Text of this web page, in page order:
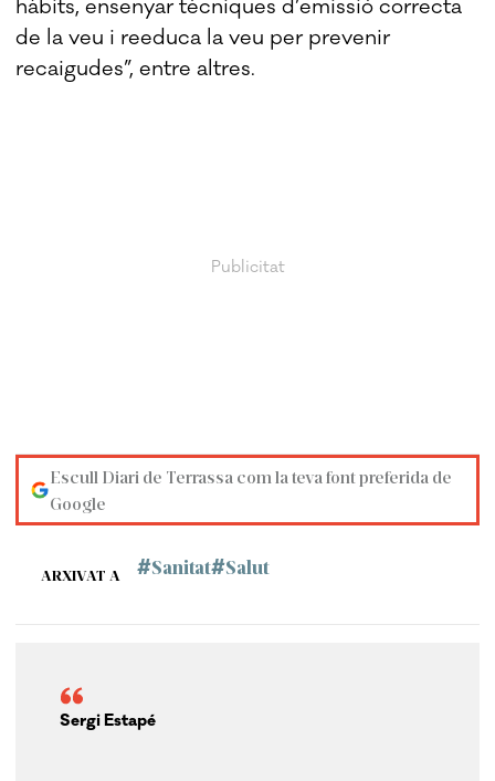
hàbits, ensenyar tècniques d’emissió correcta
de la veu i reeduca la veu per prevenir
recaigudes”, entre altres.
Escull Diari de Terrassa com la teva font preferida de
Google
ARXIVAT A Sanitat Salut
Sergi Estapé